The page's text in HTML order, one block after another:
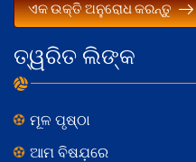
ତ୍ୱରିତ ଲିଙ୍କ
ମୂଳ ପୃଷ୍ଠା
ଆମ ବିଷଯ଼ରେ
ଏକ ଉକ୍ତି ଅନୁରୋଧ କରନ୍ତୁ